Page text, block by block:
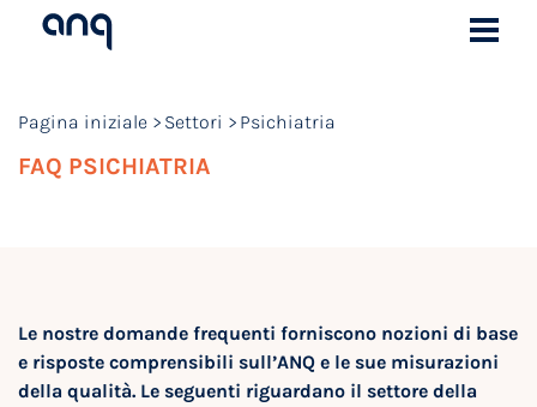
Pagina iniziale Settori Psichiatria
FAQ PSICHIATRIA
Le nostre domande frequenti forniscono nozioni di base
e risposte comprensibili sull’ANQ e le sue misurazioni
della qualità. Le seguenti riguardano il settore della